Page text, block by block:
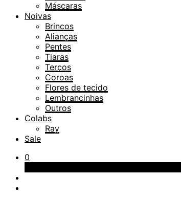
Máscaras
Noivas
Brincos
Alianças
Pentes
Tiaras
Terços
Coroas
Flores de tecido
Lembrancinhas
Outros
Colabs
Ray
Sale
0